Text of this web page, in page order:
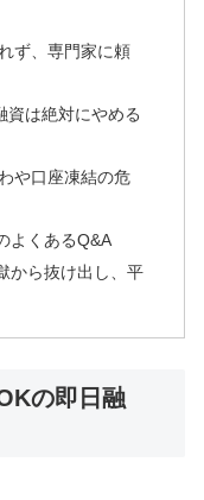
ず、専門家に頼
は絶対にやめる
や口座凍結の危
よくあるQ&A
から抜け出し、平
の即日融